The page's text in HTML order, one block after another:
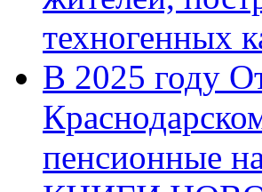
техногенных
В 2025 году
пенсионные